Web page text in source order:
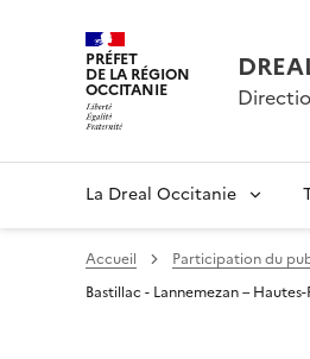
PRÉFET
DE LA RÉGION
OCCITANIE
La Dreal Occitanie
Accueil Participation du
Bastillac - Lannemezan –